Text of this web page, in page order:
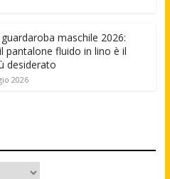
maschile 2026:
pantalone fluido in lino è il
desiderato
2026